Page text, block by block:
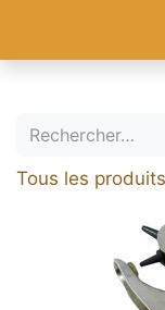
Tous les produits